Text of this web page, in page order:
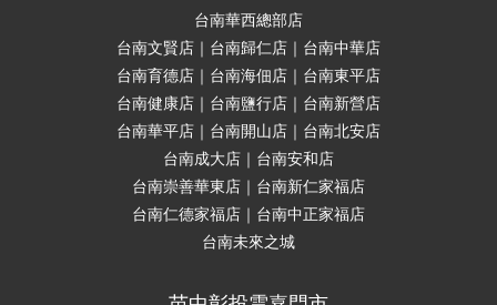
台南華西總部店
台南文賢店｜台南歸仁店｜台南中華店
台南育德店｜台南海佃店｜台南東平店
台南健康店｜台南鹽行店｜台南新營店
台南華平店｜台南開山店｜台南北安店
台南成大店｜台南安和店
台南崇善華東店｜台南新仁家福店
台南仁德家福店｜台南中正家福店
台南未來之城